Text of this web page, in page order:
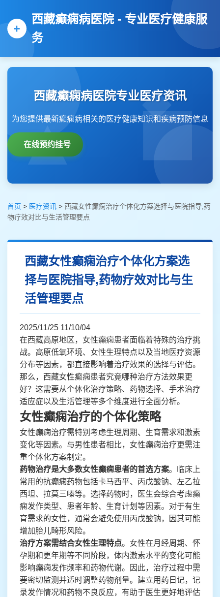
西藏癫痫病医院 - 专业医疗健康服
务
西藏癫痫病医院专业医疗资讯
为您提供最新癫痫病相关的医疗健康知识和疾病预防信息
在线预约挂号
首页 > 医疗资讯 > 西藏女性癫痫治疗个体化方案选择与医院指导,药
物疗效对比与生活管理要点
西藏女性癫痫治疗个体化方案选
择与医院指导,药物疗效对比与生
活管理要点
2025/11/25 11/10/04
在西藏高原地区，女性癫痫患者面临着特殊的治疗挑
战。高原低氧环境、女性生理特点以及当地医疗资源
分布等因素，都直接影响着治疗效果的选择与评估。
那么，西藏女性癫痫患者究竟哪种治疗方法效果更
好？这需要从个体化治疗策略、药物选择、手术治疗
适应症以及生活管理等多个维度进行全面分析。
女性癫痫治疗的个体化策略
女性癫痫治疗需特别考虑生理周期、生育需求和激素
变化等因素。与男性患者相比，女性癫痫治疗更需注
重个体化方案制定。
药物治疗是大多数女性癫痫患者的首选方案。临床上
常用的抗癫痫药物包括卡马西平、丙戊酸钠、左乙拉
西坦、拉莫三嗪等。选择药物时，医生会综合考虑癫
痫发作类型、患者年龄、生育计划等因素。对于有生
育需求的女性，通常会避免使用丙戊酸钠，因其可能
增加胎儿畸形风险。
治疗方案需结合女性生理特点。女性在月经周期、怀
孕期和更年期等不同阶段，体内激素水平的变化可能
影响癫痫发作频率和药物代谢。因此，治疗过程中需
要密切监测并适时调整药物剂量。建立用药日记，记
录发作情况和药物不良反应，有助于医生更好地评估